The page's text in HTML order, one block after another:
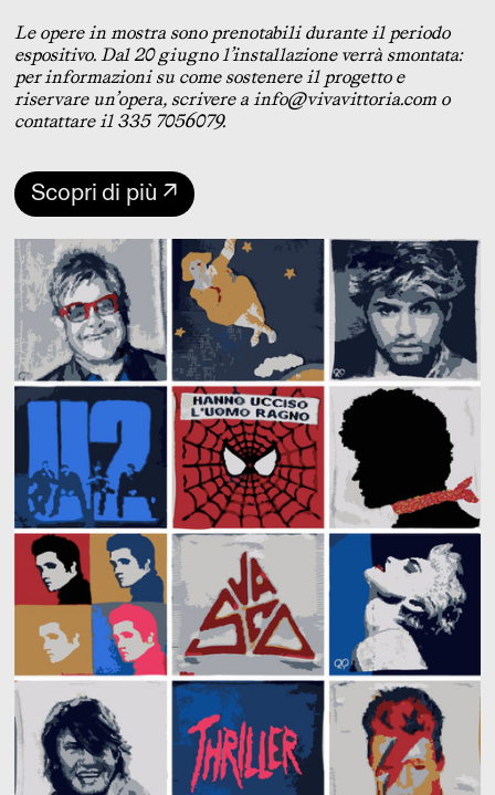
Le opere in mostra sono prenotabili durante il periodo
espositivo. Dal 20 giugno l’installazione verrà smontata:
per informazioni su come sostenere il progetto e
riservare un’opera, scrivere a info@vivavittoria.com o
contattare il 335 7056079.
Scopri di più ↗